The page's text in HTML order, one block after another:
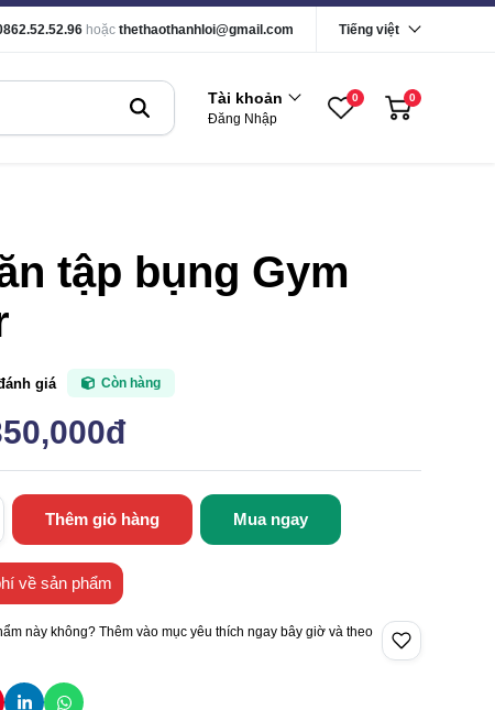
hoặc thethaothanhloi@gmail.com Tiếng việt
Tài khoản
Đăng Nhập
0 0
tập bụng Gym
giá Còn hàng
Thêm giỏ hàng Mua ngay
về sản phẩm
này không? Thêm vào mục yêu thích ngay bây giờ và theo